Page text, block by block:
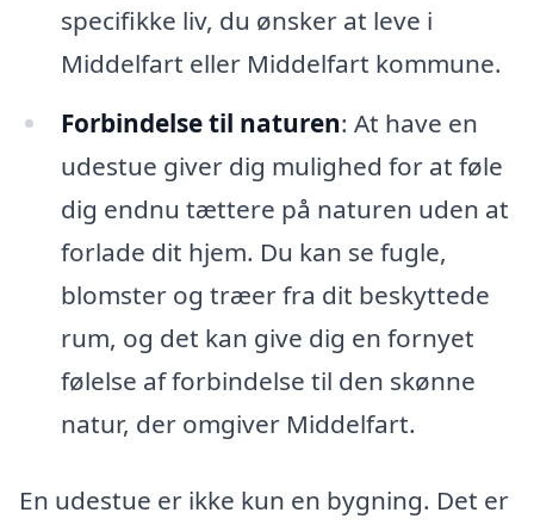
specifikke liv, du ønsker at leve i
Middelfart eller Middelfart kommune.
Forbindelse til naturen: At have en
udestue giver dig mulighed for at føle
dig endnu tættere på naturen uden at
forlade dit hjem. Du kan se fugle,
blomster og træer fra dit beskyttede
rum, og det kan give dig en fornyet
følelse af forbindelse til den skønne
natur, der omgiver Middelfart.
En udestue er ikke kun en bygning. Det er